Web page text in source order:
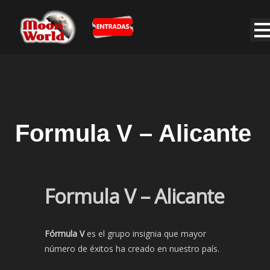
Formula V – Alicante
Formula V – Alicante
Fórmula Ves el grupo insignia que mayor
número de éxitos ha creado en nuestro país.